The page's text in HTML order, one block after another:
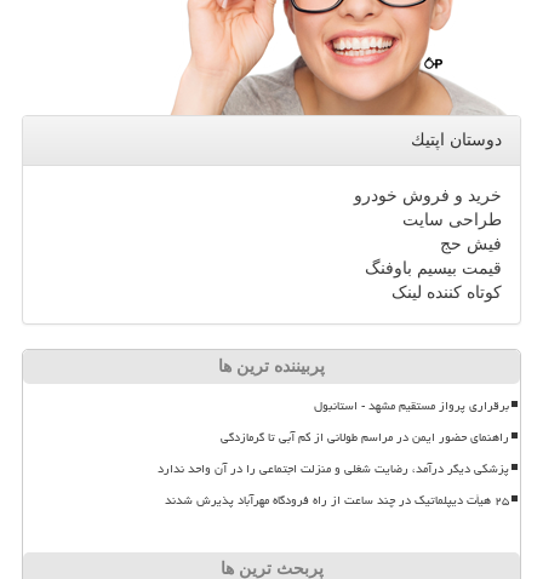
دوستان اپتیك
خرید و فروش خودرو
طراحی سایت
فیش حج
قیمت بیسیم باوفنگ
کوتاه کننده لینک
پربیننده ترین ها
برقراری پرواز مستقیم مشهد - استانبول
راهنمای حضور ایمن در مراسم طولانی از کم آبی تا گرمازدگی
پزشکی دیگر درآمد، رضایت شغلی و منزلت اجتماعی را در آن واحد ندارد
۲۵ هیأت دیپلماتیک در چند ساعت از راه فرودگاه مهرآباد پذیرش شدند
پربحث ترین ها